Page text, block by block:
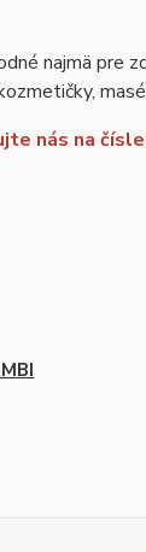
najmä pre
nás na